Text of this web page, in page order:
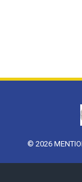
© 2026